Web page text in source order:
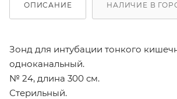
ОПИСАНИЕ НАЛИЧИЕ В
Зонд для интубации тонкого
одноканальный.
№ 24, длина 300 см.
Стерильный.